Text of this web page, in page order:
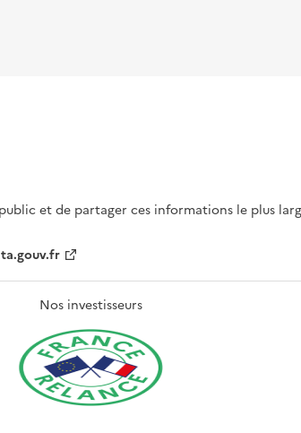
et de partager ces informations le plus
Nos investisseurs